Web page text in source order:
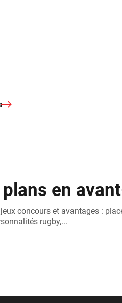
en
concours et avantages :
rugby,...